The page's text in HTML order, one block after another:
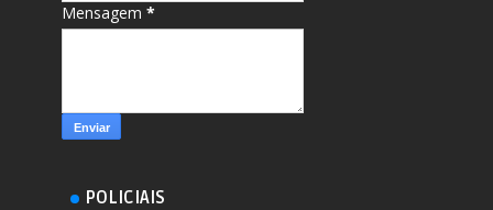
Mensagem*
POLICIAIS